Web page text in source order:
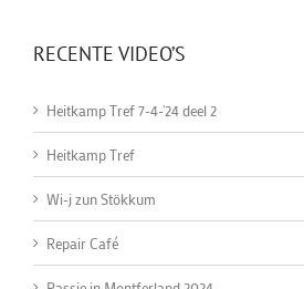
RECENTE VIDEO’S
Heitkamp Tref 7-4-'24 deel 2
Heitkamp Tref
Wi-j zun Stökkum
Repair Café